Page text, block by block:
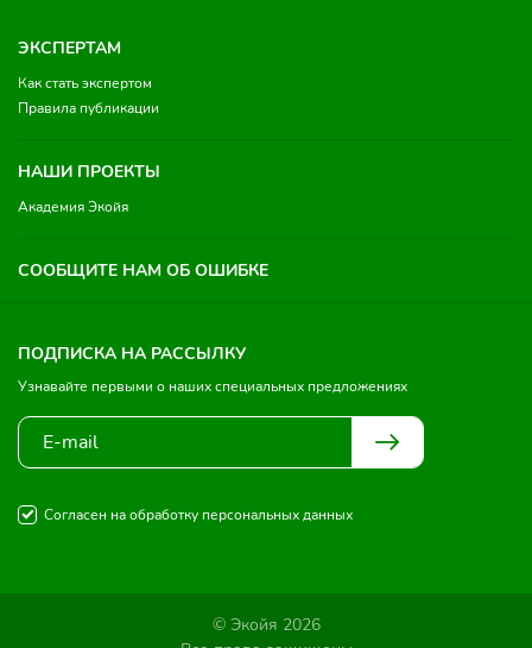
ЭКСПЕРТАМ
Как стать экспертом
Правила публикации
НАШИ ПРОЕКТЫ
Академия Экойя
СООБЩИТЕ НАМ ОБ ОШИБКЕ
ПОДПИСКА НА РАССЫЛКУ
Узнавайте первыми о наших специальных предложениях
Согласен на обработку персональных данных
© Экойя 2026